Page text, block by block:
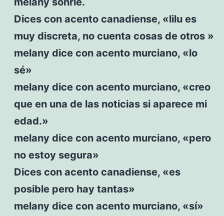
Dices con acento canadiense, «lilu es
muy discreta, no cuenta cosas de otros »
melany dice con acento murciano, «lo
sé»
melany dice con acento murciano, «creo
que en una de las noticias si aparece mi
edad.»
melany dice con acento murciano, «pero
no estoy segura»
Dices con acento canadiense, «es
posible pero hay tantas»
melany dice con acento murciano, «sí»